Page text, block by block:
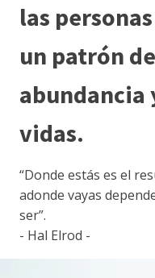
las
un patrón
abundancia
vidas.
“Donde estás es el
adonde vayas
ser”.
- Hal Elrod -